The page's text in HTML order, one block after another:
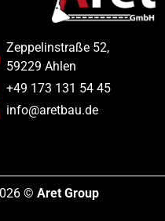
Zeppelinstraße 52,
59229 Ahlen
+49 173 131 54 45
info@aretbau.de
© Aret Group